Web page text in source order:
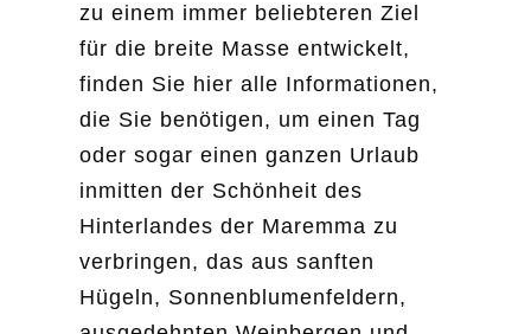
zu einem immer beliebteren Ziel
für die breite Masse entwickelt,
finden Sie hier alle Informationen,
die Sie benötigen, um einen Tag
oder sogar einen ganzen Urlaub
inmitten der Schönheit des
Hinterlandes der Maremma zu
verbringen, das aus sanften
Hügeln, Sonnenblumenfeldern,